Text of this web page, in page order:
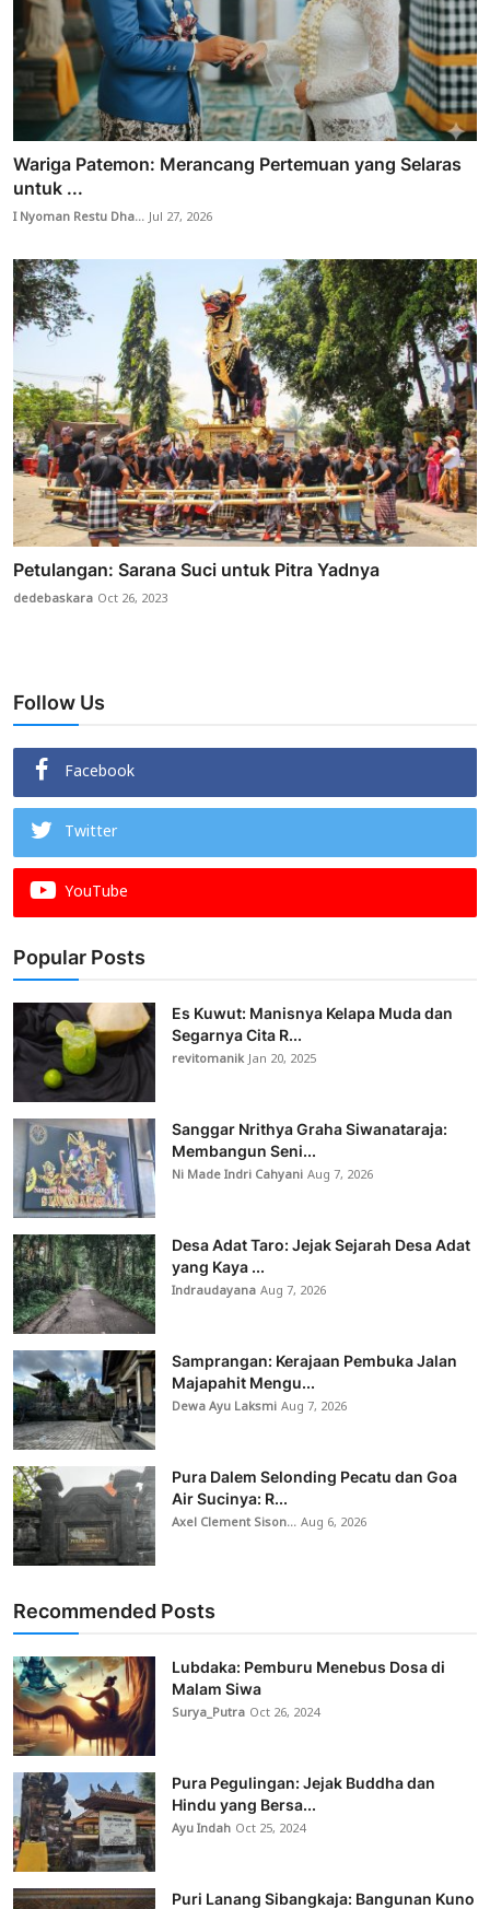
Wariga Patemon: Merancang Pertemuan yang Selaras
untuk ...
I Nyoman Restu Dha...Jul 27, 2026
Petulangan: Sarana Suci untuk Pitra Yadnya
dedebaskara Oct 26, 2023
Follow Us
Facebook
Twitter
YouTube
Popular Posts
Es Kuwut: Manisnya Kelapa Muda dan
Segarnya Cita R...
revitomanikJan 20, 2025
Sanggar Nrithya Graha Siwanataraja:
Membangun Seni...
Ni Made Indri CahyaniAug 7, 2026
Desa Adat Taro: Jejak Sejarah Desa Adat
yang Kaya ...
IndraudayanaAug 7, 2026
Samprangan: Kerajaan Pembuka Jalan
Majapahit Mengu...
Dewa Ayu LaksmiAug 7, 2026
Pura Dalem Selonding Pecatu dan Goa
Air Sucinya: R...
Axel Clement Sison...Aug 6, 2026
Recommended Posts
Lubdaka: Pemburu Menebus Dosa di
Malam Siwa
Surya_Putra Oct 26, 2024
Pura Pegulingan: Jejak Buddha dan
Hindu yang Bersa...
Ayu Indah Oct 25, 2024
Puri Lanang Sibangkaja: Bangunan Kuno